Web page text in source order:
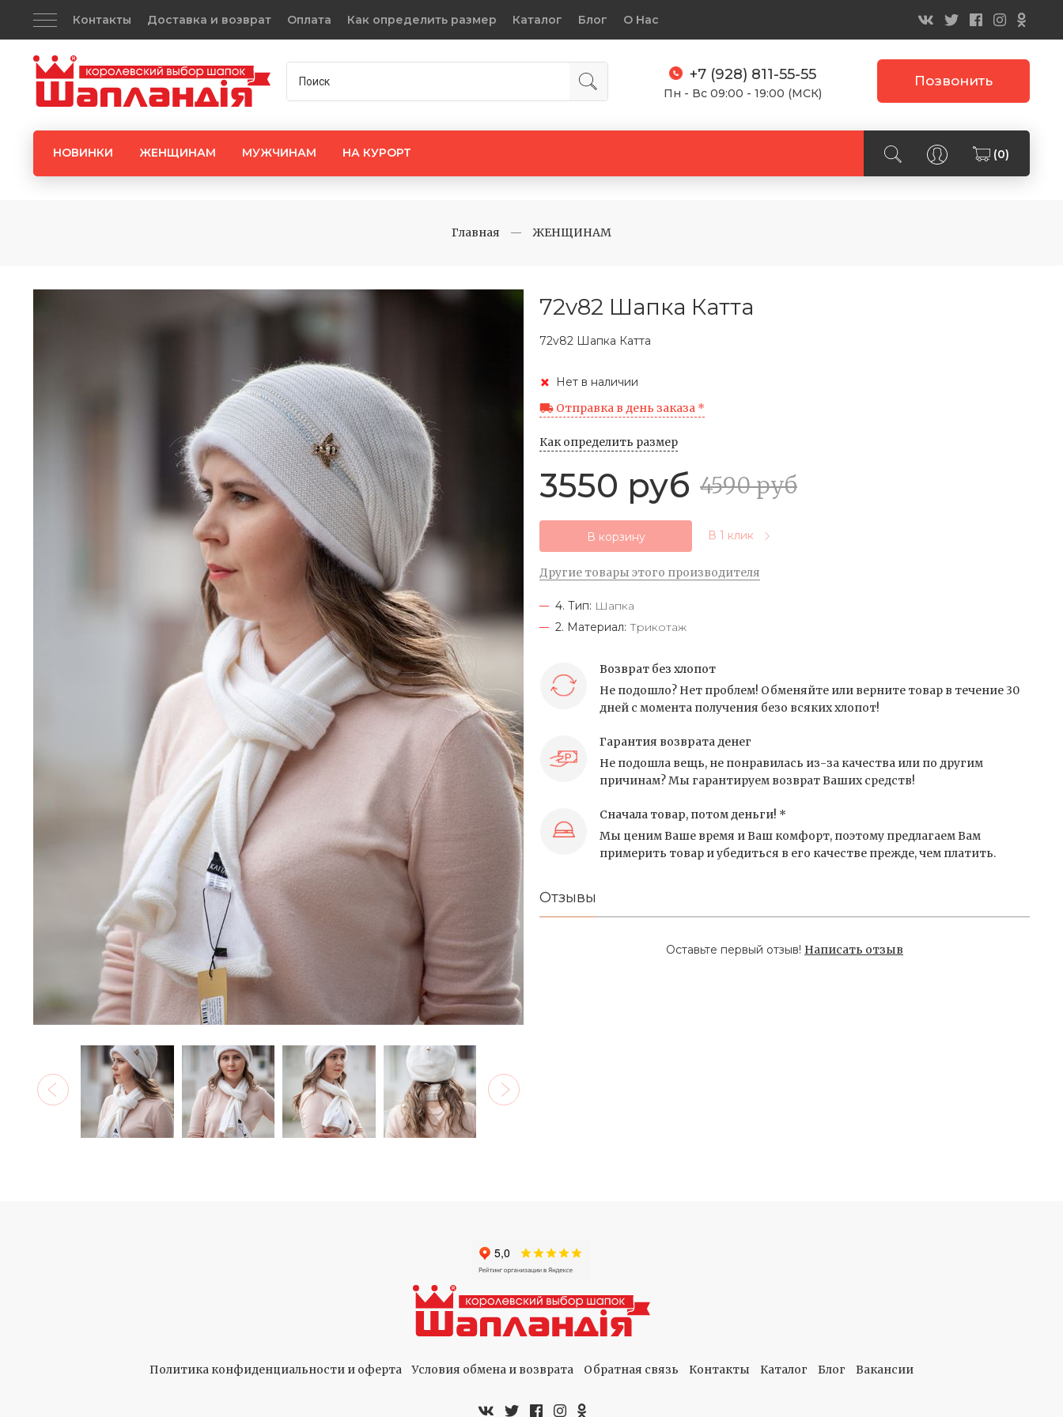
Контакты Доставка и возврат Оплата Как определить размер Каталог Блог О Нас
+7 (928) 811-55-55
Пн - Вс 09:00 - 19:00 (МСК)
Позвонить
НОВИНКИ ЖЕНЩИНАМ МУЖЧИНАМ НА КУРОРТ (0)
Главная ЖЕНЩИНАМ
72v82 Шапка Катта
72v82 Шапка Катта
Нет в наличии
Отправка в день заказа *
Как определить размер
3550 руб 4590 руб
В корзину В 1 клик
Другие товары этого производителя
4. Тип: Шапка
2. Материал: Трикотаж
Возврат без хлопот
Не подошло? Нет проблем! Обменяйте или верните товар в течение 30
дней с момента получения безо всяких хлопот!
Гарантия возврата денег
Не подошла вещь, не понравилась из-за качества или по другим
причинам? Мы гарантируем возврат Ваших средств!
Сначала товар, потом деньги! *
Мы ценим Ваше время и Ваш комфорт, поэтому предлагаем Вам
примерить товар и убедиться в его качестве прежде, чем платить.
Отзывы
Оставьте первый отзыв! Написать отзыв
Политика конфиденциальности и оферта Условия обмена и возврата Обратная связь Контакты Каталог Блог Вакансии